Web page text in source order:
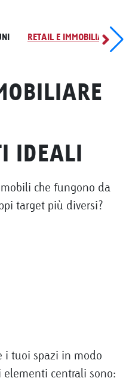
RETAIL E IMMOBILIARE
IDEALI
che fungono da
target più diversi?
i tuoi spazi in modo
centrali sono: